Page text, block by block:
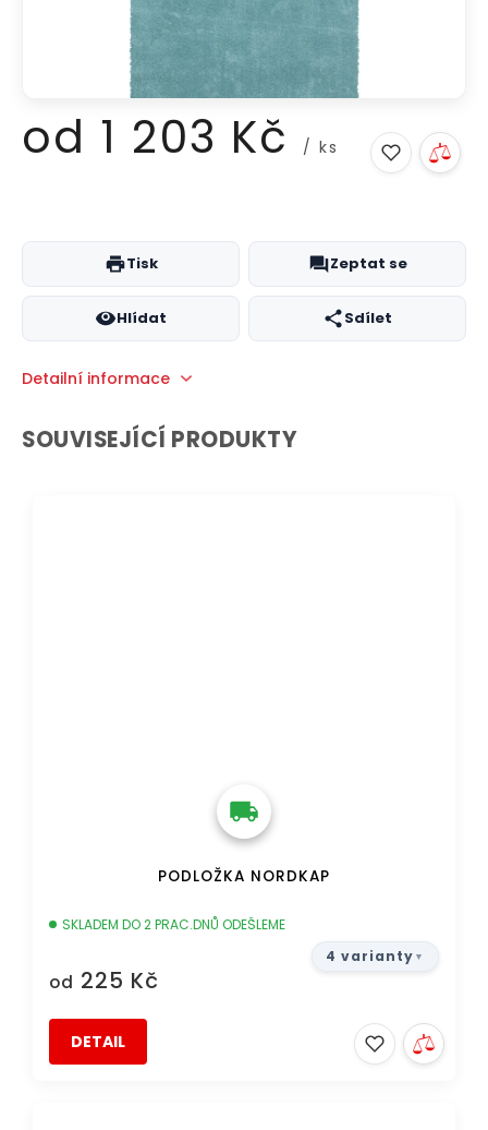
od 1 203 Kč / ks
Tisk Zeptat se
Hlídat Sdílet
Detailní informace
SOUVISEJÍCÍ PRODUKTY
PODLOŽKA NORDKAP
SKLADEM DO 2 PRAC.DNŮ ODEŠLEME
od 225 Kč
DETAIL
4 varianty